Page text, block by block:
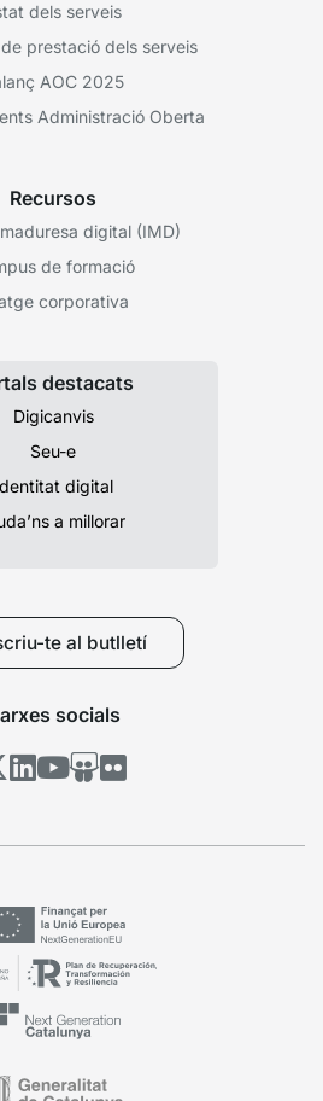
dels serveis
prestació dels serveis
AOC 2025
Administració Oberta
Recursos
digital (IMD)
de formació
corporativa
destacats
Digicanvis
Seu-e
digital
a millorar
te al butlletí
socials